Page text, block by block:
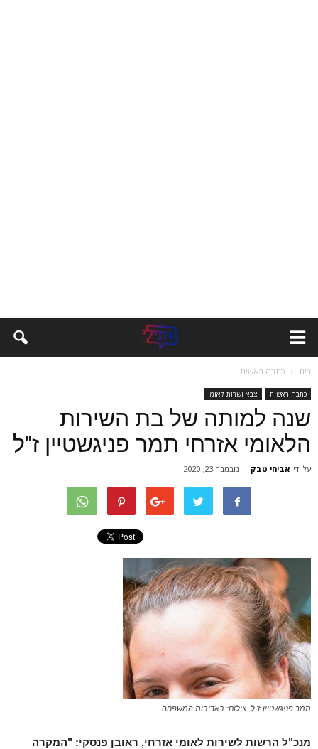
בית כתבה ראשית
כתבה ראשית צבא ושרות לאומי
שנה למותה של בת השירות
הלאומי אזרחי תמר פניגשטיין ז"ל
על ידי אביחי טבק - נובמבר 23, 2020
תמר פניגשטיין ז"ל. צילום: באדיבות המשפחה
מנכ"ל הרשות לשירות לאומי אזרחי, ראובן פנסקי: "המקרה